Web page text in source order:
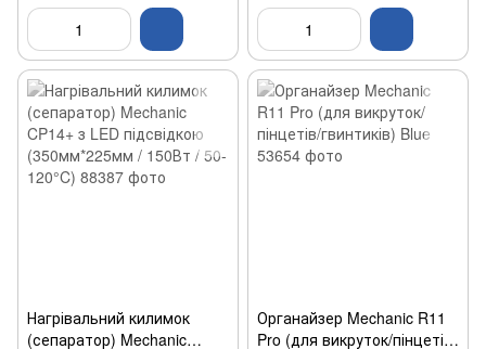
Нагрівальний килимок
(сепаратор) Mechanic
Органайзер Mechanic R11
Pro (для викруток/пінцетів/